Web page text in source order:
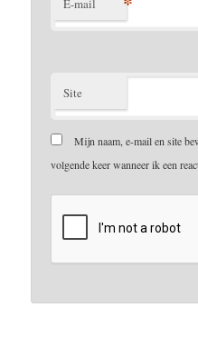
Site
Mijn naam, e-mail en site
volgende keer wanneer ik een